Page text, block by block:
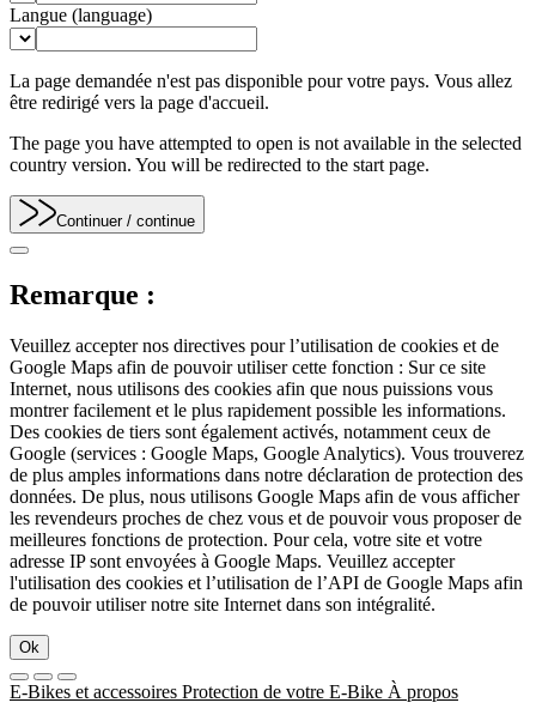
Langue (language)
La page demandée n'est pas disponible pour votre pays. Vous allez
être redirigé vers la page d'accueil.
The page you have attempted to open is not available in the selected
country version. You will be redirected to the start page.
Continuer / continue
Remarque :
Veuillez accepter nos directives pour l’utilisation de cookies et de
Google Maps afin de pouvoir utiliser cette fonction : Sur ce site
Internet, nous utilisons des cookies afin que nous puissions vous
montrer facilement et le plus rapidement possible les informations.
Des cookies de tiers sont également activés, notamment ceux de
Google (services : Google Maps, Google Analytics). Vous trouverez
de plus amples informations dans notre déclaration de protection des
données. De plus, nous utilisons Google Maps afin de vous afficher
les revendeurs proches de chez vous et de pouvoir vous proposer de
meilleures fonctions de protection. Pour cela, votre site et votre
adresse IP sont envoyées à Google Maps. Veuillez accepter
l'utilisation des cookies et l’utilisation de l’API de Google Maps afin
de pouvoir utiliser notre site Internet dans son intégralité.
Ok
E-Bikes et accessoires Protection de votre E-Bike À propos